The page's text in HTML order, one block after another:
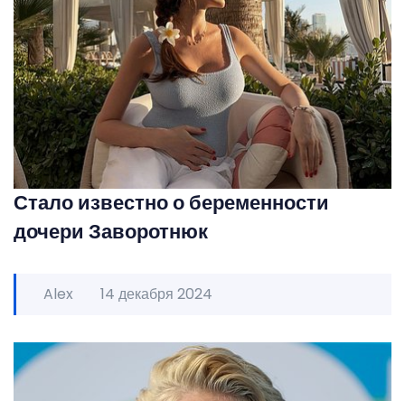
Стало известно о беременности
дочери Заворотнюк
Alex 14 декабря 2024